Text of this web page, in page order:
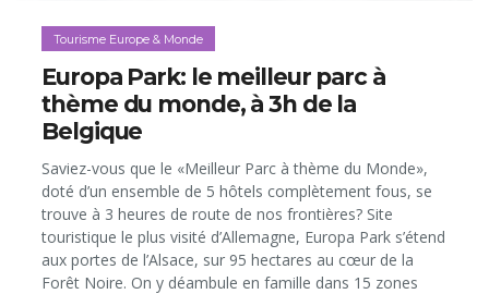
Tourisme Europe & Monde
Europa Park: le meilleur parc à
thème du monde, à 3h de la
Belgique
Saviez-vous que le «Meilleur Parc à thème du Monde»,
doté d’un ensemble de 5 hôtels complètement fous, se
trouve à 3 heures de route de nos frontières? Site
touristique le plus visité d’Allemagne, Europa Park s’étend
aux portes de l’Alsace, sur 95 hectares au cœur de la
Forêt Noire. On y déambule en famille dans 15 zones